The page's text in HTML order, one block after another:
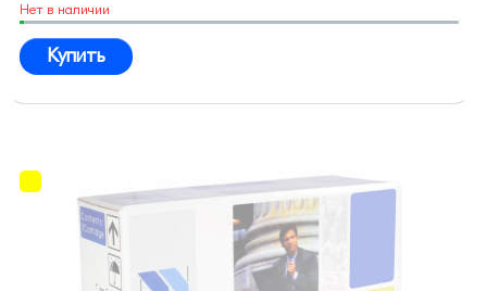
Нет в наличии
Купить